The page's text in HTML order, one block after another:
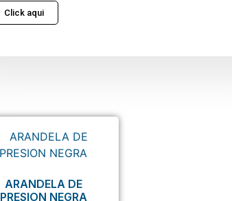
Click aqui
ARANDELA DE
PRESION NEGRA